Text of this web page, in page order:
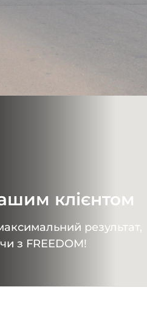
клієнтом
результат,
з FREEDOM!